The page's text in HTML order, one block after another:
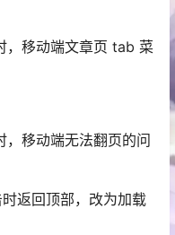
，移动端文章页 tab 菜
移动端无法翻页的问
返回顶部，改为加载